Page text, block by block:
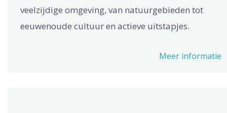
veelzijdige omgeving, van natuurgebieden tot
eeuwenoude cultuur en actieve uitstapjes.
Meer informatie